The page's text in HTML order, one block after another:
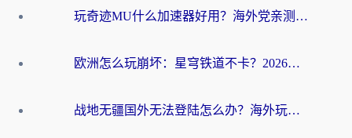
玩奇迹MU什么加速器好用？海外党亲测：这款加速器让你告别延迟卡顿！
欧洲怎么玩崩坏：星穹铁道不卡？2026海外玩家国服游戏加速器终极攻略
战地无疆国外无法登陆怎么办？海外玩家国服畅玩终极指南（附欧服魔兽EVE加速方案）